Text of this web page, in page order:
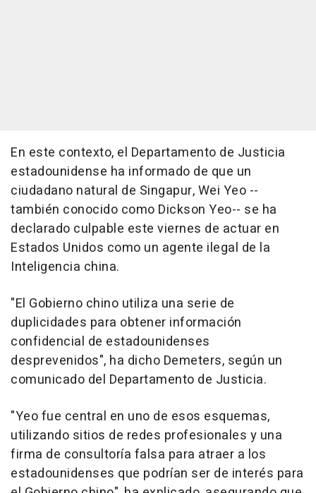
En este contexto, el Departamento de Justicia
estadounidense ha informado de que un
ciudadano natural de Singapur, Wei Yeo --
también conocido como Dickson Yeo-- se ha
declarado culpable este viernes de actuar en
Estados Unidos como un agente ilegal de la
Inteligencia china.
"El Gobierno chino utiliza una serie de
duplicidades para obtener información
confidencial de estadounidenses
desprevenidos", ha dicho Demeters, según un
comunicado del Departamento de Justicia.
"Yeo fue central en uno de esos esquemas,
utilizando sitios de redes profesionales y una
firma de consultoría falsa para atraer a los
estadounidenses que podrían ser de interés para